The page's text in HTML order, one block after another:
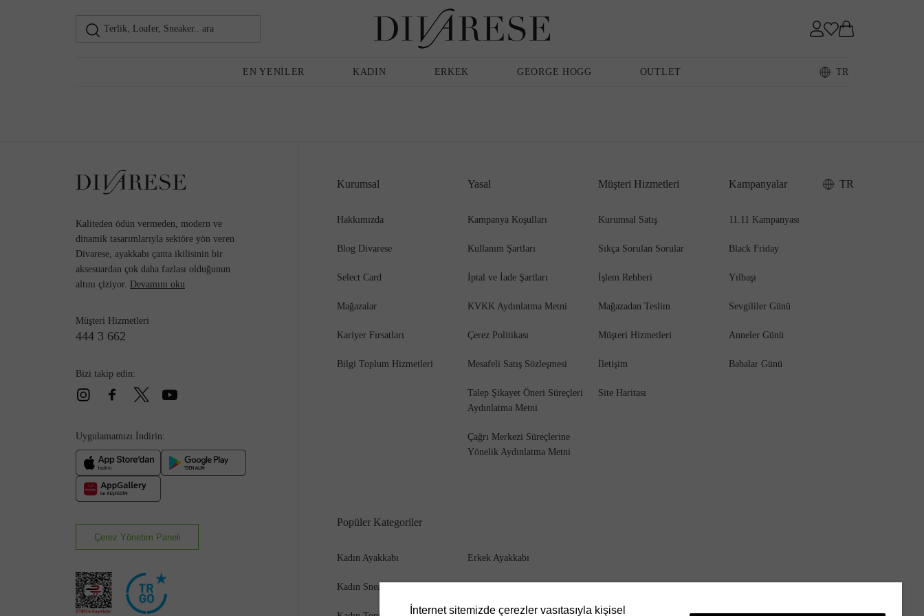
Terlik, Loafer, Sneaker.. ara
EN YENILER KADIN
Babet Espadril
ERKEK
Sneaker Terlik Espadril
GEORGE HOGG OUTLET TR
Kaliteden ödün vermeden, modern ve
dinamik tasarımlarıyla sektöre yön veren
Divarese, ayakkabı çanta ikilisinin bir
aksesuardan çok daha fazlası olduğunun
altını çiziyor. Devamını oku
Müşteri Hizmetleri
444 3 662
Bizi takip edin:
Uygulamamızı İndirin:
Çerez Yönetim Paneli
Kurumsal
Hakkımızda
Blog Divarese
Select Card
Mağazalar
Kariyer Fırsatları
Bilgi Toplum Hizmetleri
Yasal
Kampanya Koşulları
Kullanım Şartları
İptal ve İade Şartları
KVKK Aydınlatma Metni
Çerez Politikası
Mesafeli Satış Sözleşmesi
Talep Şikayet Öneri Süreçleri
Aydınlatma Metni
Çağrı Merkezi Süreçlerine
Yönelik Aydınlatma Metni
Müşteri Hizmetleri
Kurumsal Satış
Sıkça Sorulan Sorular
İşlem Rehberi
Mağazadan Teslim
Müşteri Hizmetleri
İletişim
Site Haritası
Kampanyalar
11.11 Kampanyası
Black Friday
Yılbaşı
Sevgililer Günü
Anneler Günü
Babalar Günü
Popüler Kategoriler
Kadın Ayakkabı
Kadın Sneaker
Erkek Ayakkabı
TR
İnternet sitemizde çerezler vasıtasıyla kişisel